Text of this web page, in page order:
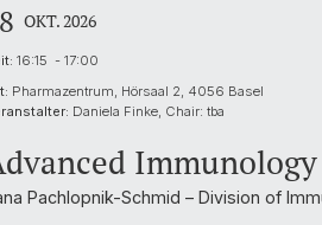
OKT. 2026
16:15 - 17:00
Pharmazentrum, Hörsaal 2, 4056 Basel
Daniela Finke, Chair: tba
Pachlopnik-Schmid – Division of